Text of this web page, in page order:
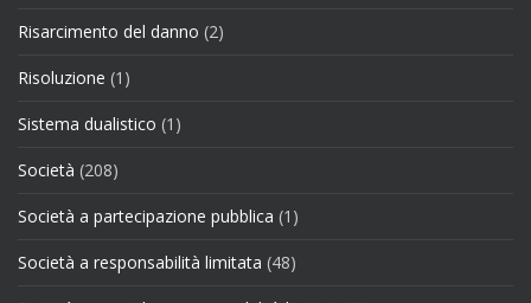
Risarcimento del danno (2)
Risoluzione (1)
Sistema dualistico (1)
Società (208)
Società a partecipazione pubblica (1)
Società a responsabilità limitata (48)